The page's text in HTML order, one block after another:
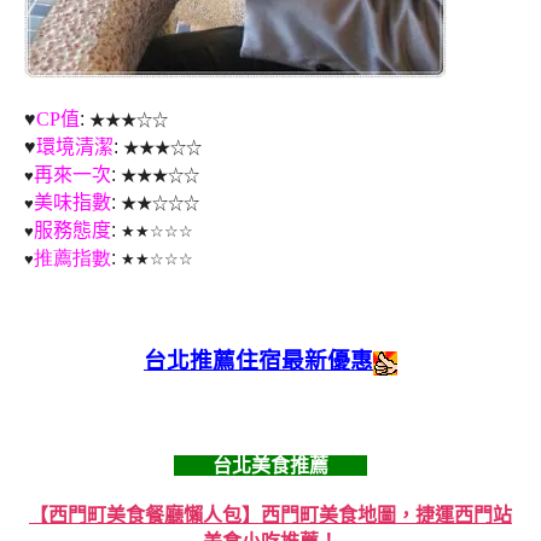
♥CP值: ★★★☆☆
♥環境清潔: ★★★☆☆
♥再來一次: ★★★☆☆
♥美味指數: ★★☆☆☆
♥服務態度: ★★☆☆☆
♥推薦指數: ★★☆☆☆
台北推薦住宿最新優惠
台北美食推薦
【西門町美食餐廳懶人包】西門町美食地圖，捷運西門站